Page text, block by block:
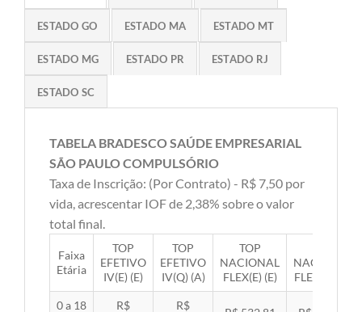
ESTADO GO ESTADO MA ESTADO MT
ESTADO MG ESTADO PR ESTADO RJ
ESTADO SC
TABELA BRADESCO SAÚDE EMPRESARIAL
SÃO PAULO COMPULSÓRIO
Taxa de Inscrição: (Por Contrato) - R$ 7,50 por
vida, acrescentar IOF de 2,38% sobre o valor
total final.
Faixa
Etária
TOP
EFETIVO
IV(E) (E)
TOP
EFETIVO
IV(Q) (A)
TOP
NACIONAL
FLEX(E) (E)
NACIONAL
FLEX(Q) (A)
0 a 18 R$ R$